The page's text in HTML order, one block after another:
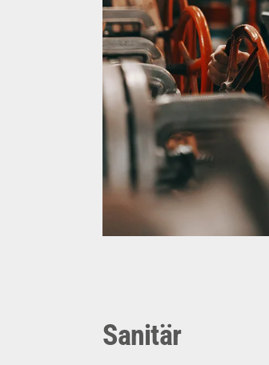
sind eine große
und Ausführung
Sanitär